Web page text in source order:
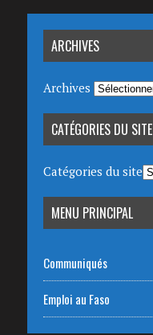
ARCHIVES
Archives
CATÉGORIES DU SITE
Catégories du site
MENU PRINCIPAL
Communiqués
Emploi au Faso